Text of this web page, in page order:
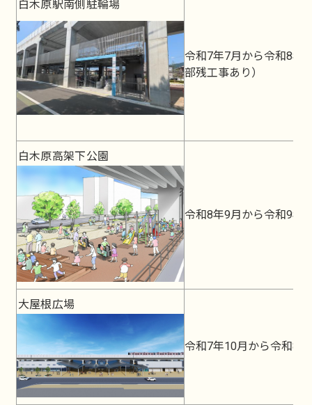
白木原駅南側駐輪場
令和7年7月から令和8年
部残工事あり）
白木原高架下公園
令和8年9月から令和9年
大屋根広場
令和7年10月から令和8